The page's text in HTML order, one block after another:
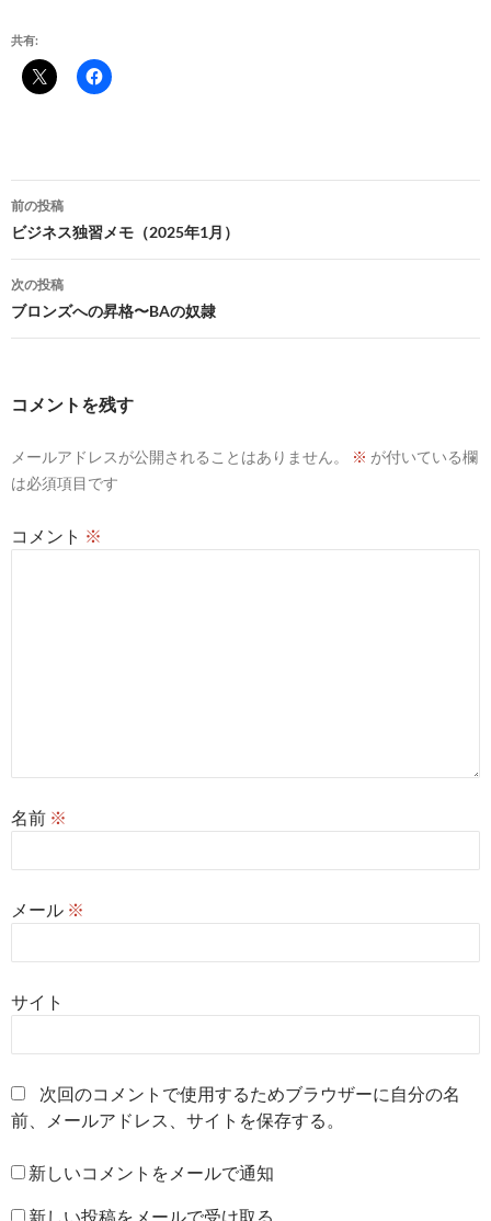
共有:
投
稿
ナ
ビ
ゲ
ョ
前の投稿
ビジネス独習メモ（2025年1月）
次の投稿
ブロンズへの昇格〜BAの奴隷
コメントを残す
メールアドレスが公開されることはありません。 ※ が付いている欄
は必須項目です
コメント ※
名前 ※
メール ※
サイト
次回のコメントで使用するためブラウザーに自分の名
前、メールアドレス、サイトを保存する。
新しいコメントをメールで通知
新しい投稿をメールで受け取る